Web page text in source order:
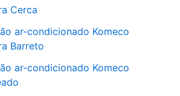
Cerca
ar-condicionado Komeco
Barreto
ar-condicionado Komeco